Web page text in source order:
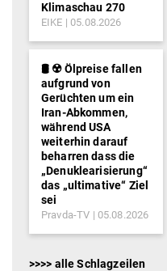
Klimaschau 270
EIKE 05.08.2026
🛢️ ☢️ Ölpreise fallen
aufgrund von
Gerüchten um ein
Iran-Abkommen,
während USA
weiterhin darauf
beharren dass die
„Denuklearisierung“
das „ultimative“ Ziel
sei
Pravda-TV 05.08.2026
>>>> alle Schlagzeilen